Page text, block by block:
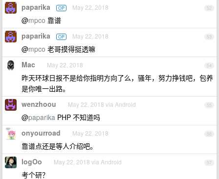
52
paparika OP May 22, 2018
@mpco 靠谱
53
paparika OP May 22, 2018
@mpco 老哥摸得挺透嘛
54
Mac May 22, 2018
昨天环球日报不是给你指明方向了么，骚年，努力挣钱吧，包养
是你唯一出路。
55
wenzhoou May 22, 2018 via Android
@paparika PHP 不知道吗
56
onyourroad May 22, 2018
靠谱点还是等人介绍吧。
57
logOo May 22, 2018 via Android
考个研？